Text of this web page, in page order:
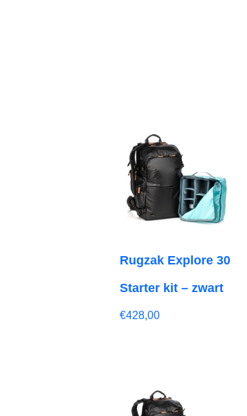
Rugzak Explore 30
Starter kit – zwart
€428,00